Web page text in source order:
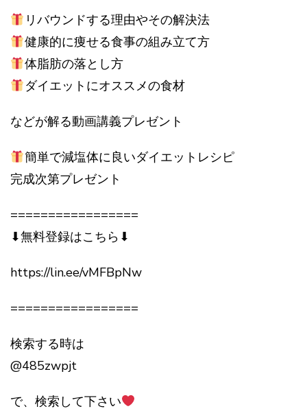
リバウンドする理由やその解決法
健康的に痩せる食事の組み立て方
体脂肪の落とし方
ダイエットにオススメの食材
などが解る動画講義プレゼント
簡単で減塩体に良いダイエットレシピ
完成次第プレゼント
=================
⬇︎無料登録はこちら⬇︎
https://lin.ee/vMFBpNw
=================
検索する時は
@485zwpjt
で、検索して下さい